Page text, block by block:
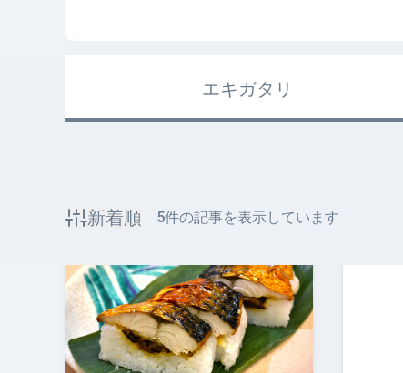
エキガタリ
新着順 5件の記事を表示しています